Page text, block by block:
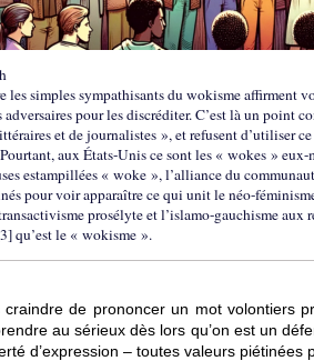
les simples sympathisants du wokisme affirment
pour les discréditer. C’est là un point
et de journalistes », et refusent d’utiliser
aux États-Unis ce sont les « wokes »
estampillées « woke », l’alliance du
pour voir apparaître ce qui unit le néo-
prosélyte et l’islamo-gauchisme
qu’est le « wokisme ».
de prononcer un mot volontiers
au sérieux dès lors qu’on est un
d’expression – toutes valeurs piétinées